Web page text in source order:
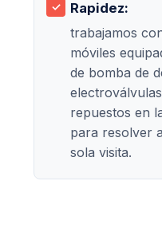
Rapidez:
trabajamos
móviles
de bomba de
repuestos en
para resolver
sola visita.